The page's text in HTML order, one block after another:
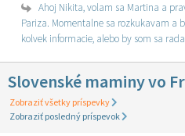
Ahoj Nikita, volam sa Martina a
Pariza. Momentalne sa rozkukavam a
kolvek informacie, alebo by som sa
Slovenské maminy vo
Zobraziť všetky príspevky
Zobraziť posledný príspevok